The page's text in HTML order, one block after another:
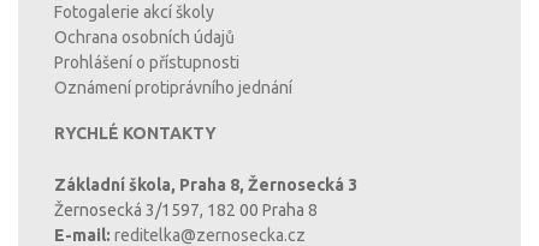
Fotogalerie akcí školy
Ochrana osobních údajů
Prohlášení o přístupnosti
Oznámení protiprávního jednání
RYCHLÉ KONTAKTY
Základní škola, Praha 8, Žernosecká 3
Žernosecká 3/1597, 182 00 Praha 8
E-mail: reditelka@zernosecka.cz